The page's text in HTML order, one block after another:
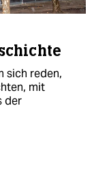
sich reden,
mit
der